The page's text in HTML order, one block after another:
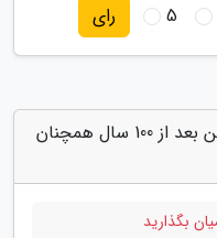
5 رای
دیدگاه های مرتبط با "چرا جسد لنین بعد از 100 سال همچنان
بگذارید